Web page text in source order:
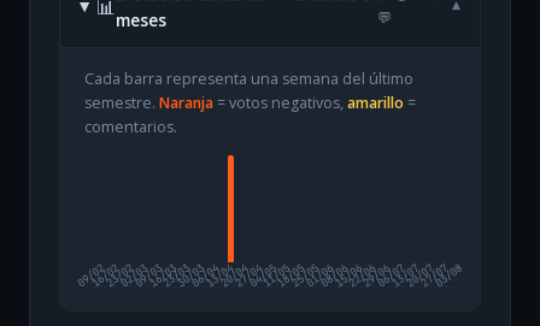
📊meses
💬
▾
Cada barra representa una semana del último
semestre. Naranja= votos negativos, amarillo =
comentarios.
09/02
16/0223/0202/0309/0316/0323/0330/0306/0413/0420/0427/0404/0511/0518/0525/0501/0608/0615/0622/0629/0606/0713/0720/0727/07
03/08